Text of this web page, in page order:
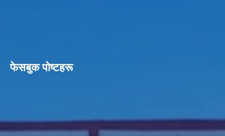
फेसबुक पाेष्टहरू